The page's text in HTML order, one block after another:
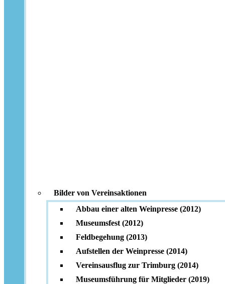
Bilder von Vereinsaktionen
Abbau einer alten Weinpresse (2012)
Museumsfest (2012)
Feldbegehung (2013)
Aufstellen der Weinpresse (2014)
Vereinsausflug zur Trimburg (2014)
Museumsführung für Mitglieder (2019)